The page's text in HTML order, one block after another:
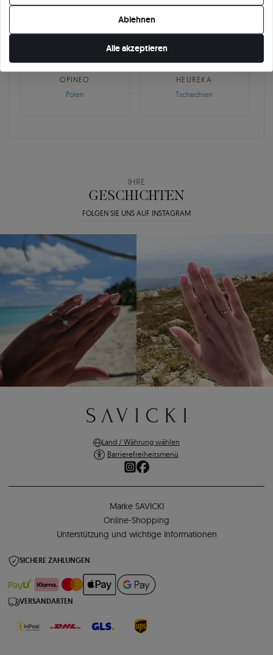
10 468
OPINEO
Polen
252
HEUREKA
Tschechien
IHRE
GESCHICHTEN
FOLGEN SIE UNS AUF INSTAGRAM
Land / Währung wählen
Barrierefreiheitsmenü
Marke SAVICKI
Online-Shopping
Unterstützung und wichtige Informationen
SICHERE ZAHLUNGEN
VERSANDARTEN
Ihre Cookie-Einstellungen ändern.
Ablehnen
Alle akzeptieren